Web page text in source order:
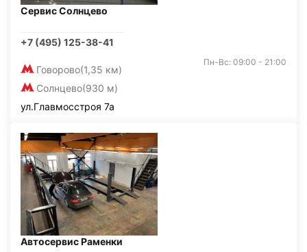
Сервис Солнцево
+7 (495) 125-38-41
Говорово(1,35 км)
Солнцево(930 м)
Пн-Вс: 09:00 - 21:00
ул.Главмосстроя 7а
Автосервис Раменки